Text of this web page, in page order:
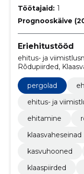
Töötajaid: 1
Prognooskäive
Eriehitustööd
ehitus- ja
Rõdupiirded,
kasvuhooned,
pergolad
ehitus- ja
ehitamine
klaasvaheseinad
kasvuhooned
klaaspiirded